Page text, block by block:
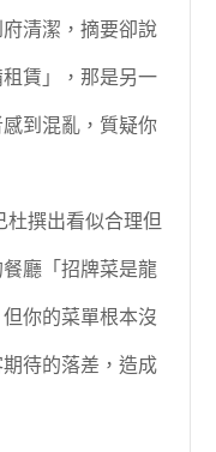
清潔，摘要卻說
租賃」，那是另一
到混亂，質疑你
杜撰出看似合理但
廳「招牌菜是龍
你的菜單根本沒
待的落差，造成